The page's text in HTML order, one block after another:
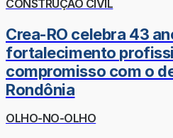
CONSTRUÇÃO CIVIL
Crea-RO celebra 43
fortalecimento
compromisso com o
Rondônia
OLHO-NO-OLHO